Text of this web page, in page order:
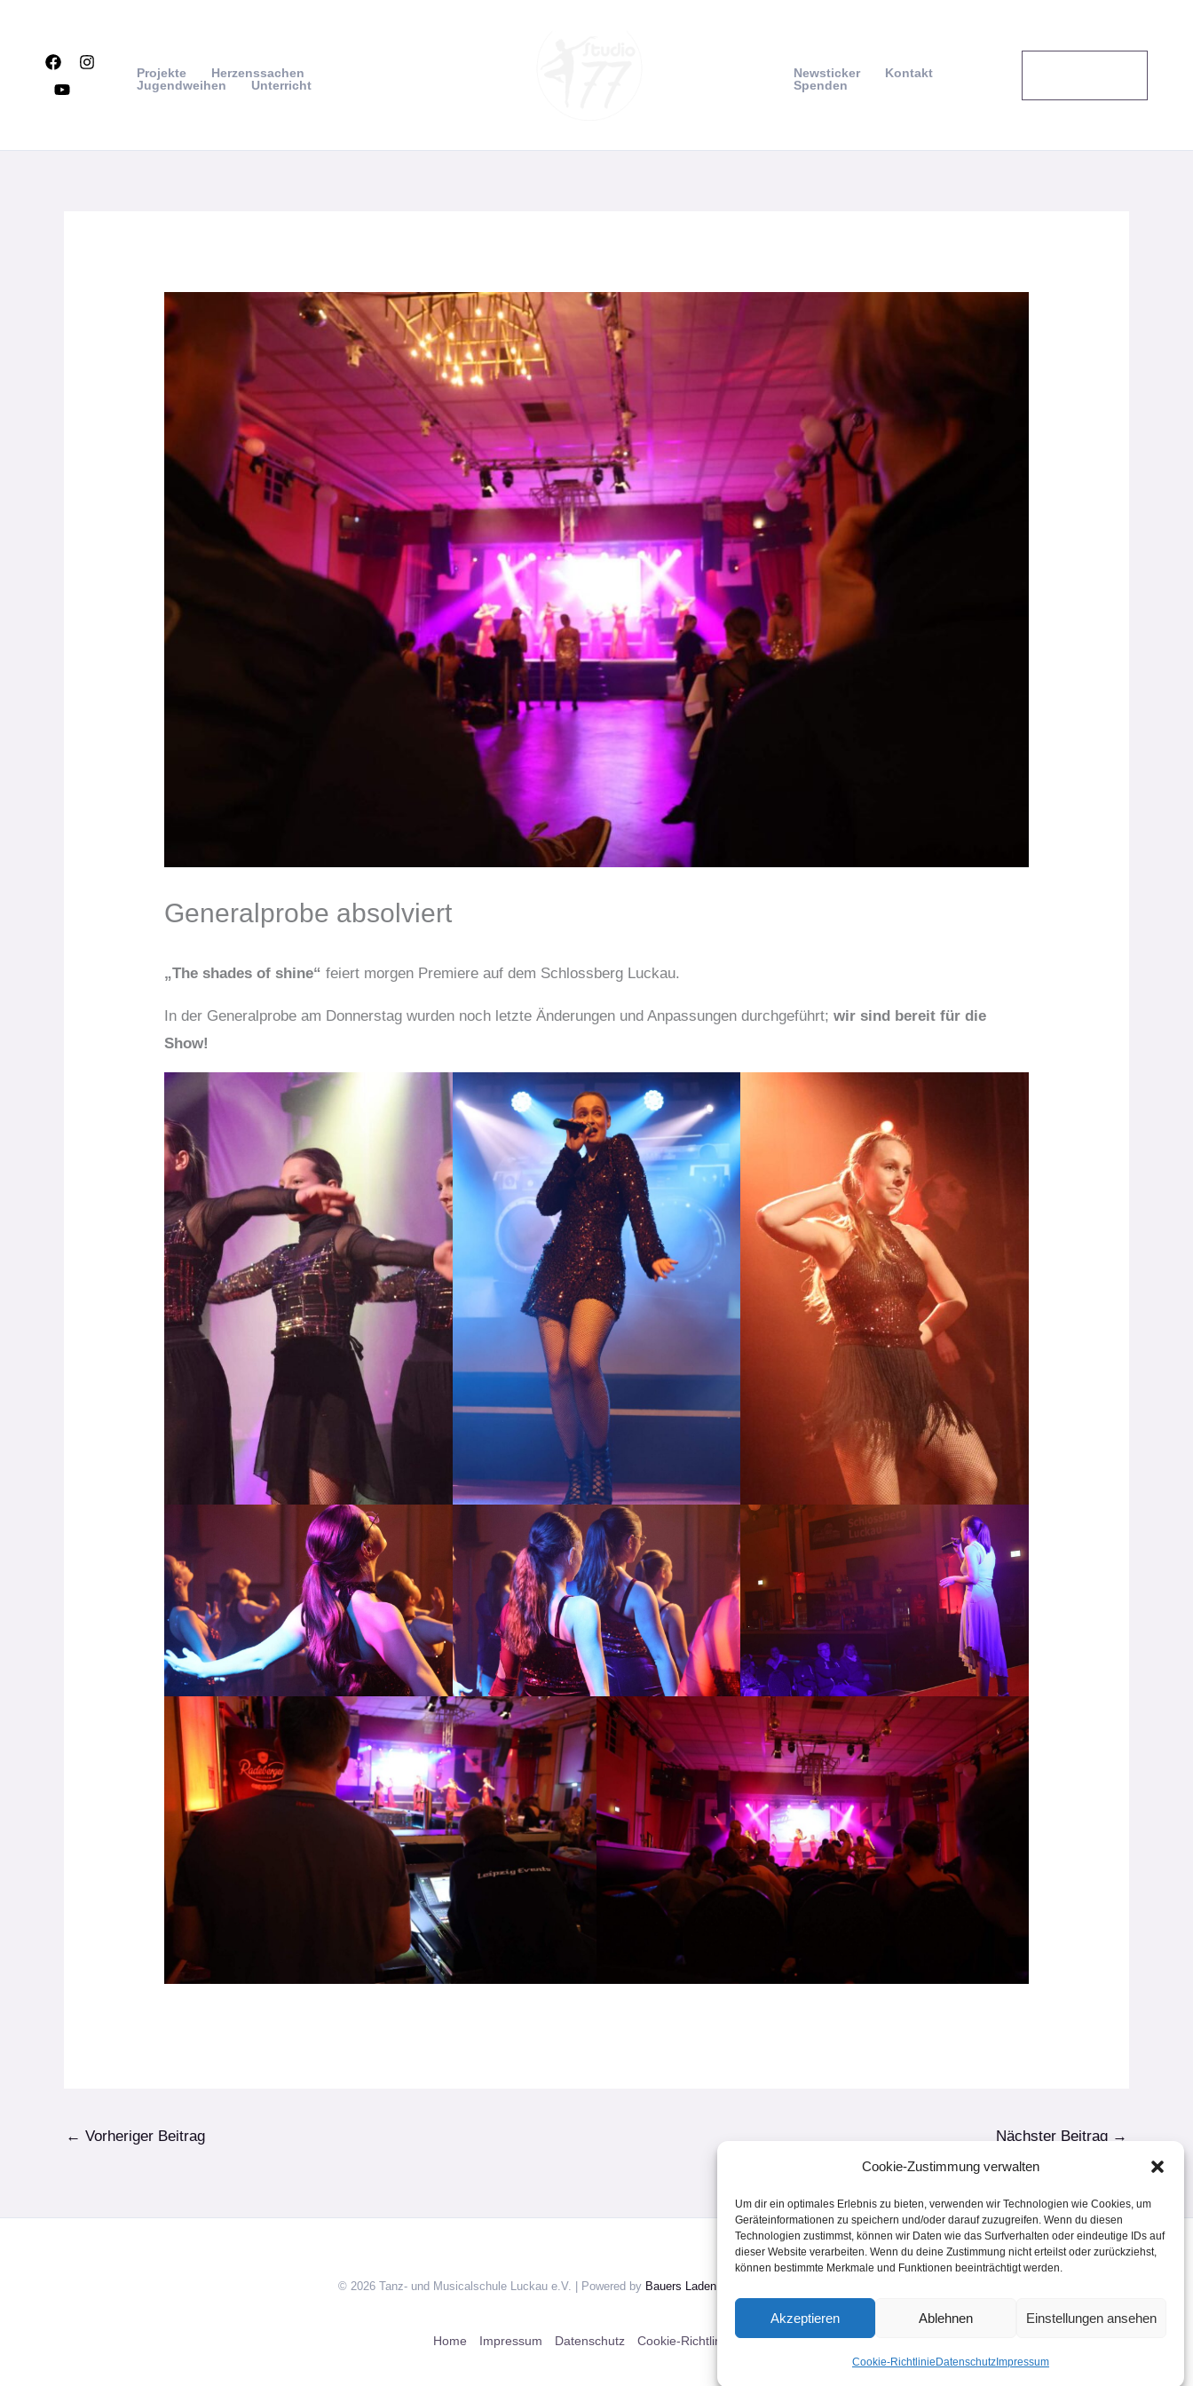
Cookie-Zustimmung verwalten
Um dir ein optimales Erlebnis zu bieten, verwenden wir Technologien wie Cookies, um
Geräteinformationen zu speichern und/oder darauf zuzugreifen. Wenn du diesen
Technologien zustimmst, können wir Daten wie das Surfverhalten oder eindeutige IDs auf
dieser Website verarbeiten. Wenn du deine Zustimmung nicht erteilst oder zurückziehst,
können bestimmte Merkmale und Funktionen beeinträchtigt werden.
Akzeptieren Ablehnen Einstellungen ansehen
Cookie-Richtlinie DatenschutzImpressum
springen
Projekte
Herzenssachen
Jugendweihen
Unterricht
Newsticker
Kontakt
Spenden
Generalprobe absolviert
„The shades of shine“ feiert morgen Premiere auf dem Schlossberg Luckau.
In der Generalprobe am Donnerstag wurden noch letzte Änderungen und Anpassungen durchgeführt;wir sind bereit für die
Show!
← Vorheriger Beitrag Nächster Beitrag →
© 2026 Tanz- und Musicalschule Luckau e.V. | Powered by Bauers Laden Luckau
Home Impressum Datenschutz Cookie-Richtlinie (EU)